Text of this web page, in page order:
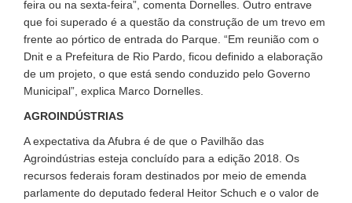
feira ou na sexta-feira”, comenta Dornelles. Outro entrave
que foi superado é a questão da construção de um trevo em
frente ao pórtico de entrada do Parque. “Em reunião com o
Dnit e a Prefeitura de Rio Pardo, ficou definido a elaboração
de um projeto, o que está sendo conduzido pelo Governo
Municipal”, explica Marco Dornelles.
AGROINDÚSTRIAS
A expectativa da Afubra é de que o Pavilhão das
Agroindústrias esteja concluído para a edição 2018. Os
recursos federais foram destinados por meio de emenda
parlamente do deputado federal Heitor Schuch e o valor de